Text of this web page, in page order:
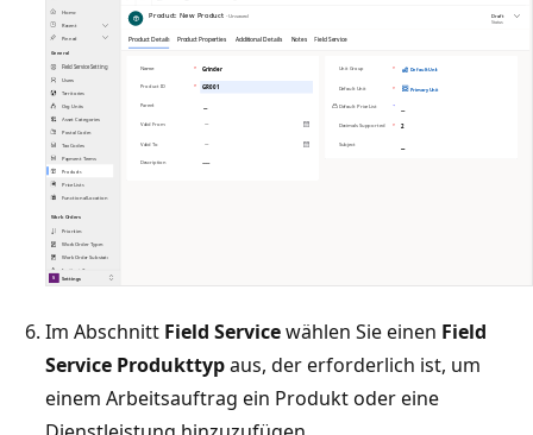
Im Abschnitt Field Servicewählen Sie einen Field
Service Produkttypaus, der erforderlich ist, um
einem Arbeitsauftrag ein Produkt oder eine